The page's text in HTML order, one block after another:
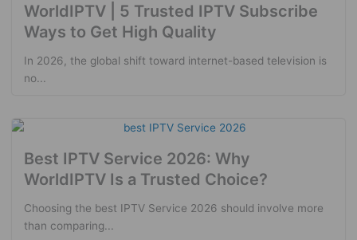
WorldIPTV | 5 Trusted IPTV Subscribe
Ways to Get High Quality
In 2026, the global shift toward internet-based television is
no...
Best IPTV Service 2026: Why
WorldIPTV Is a Trusted Choice?
Choosing the best IPTV Service 2026 should involve more
than comparing...